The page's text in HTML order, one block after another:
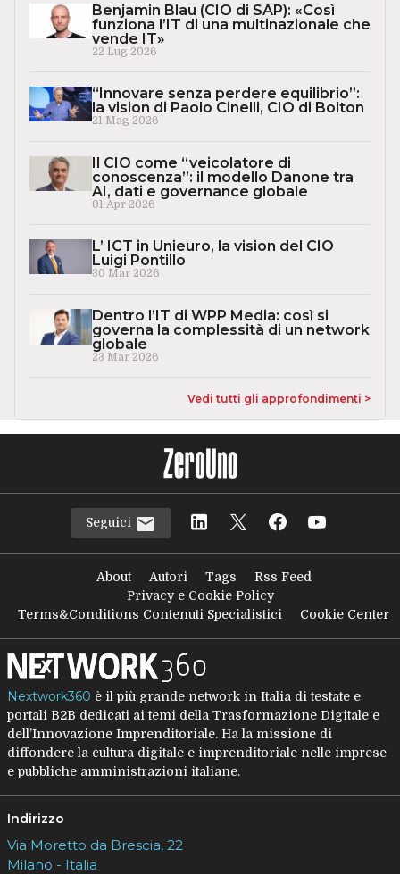
Benjamin Blau (CIO di SAP): «Così
funziona l’IT di una multinazionale che
vende IT»
22 Lug 2026
“Innovare senza perdere equilibrio”:
la vision di Paolo Cinelli, CIO di Bolton
21 Mag 2026
Il CIO come “veicolatore di
conoscenza”: il modello Danone tra
AI, dati e governance globale
01 Apr 2026
L’ ICT in Unieuro, la vision del CIO
Luigi Pontillo
30 Mar 2026
Dentro l’IT di WPP Media: così si
governa la complessità di un network
globale
23 Mar 2026
Vedi tutti gli approfondimenti >
Seguici
About Autori Tags
Rss Feed
Privacy e Cookie Policy
Terms&Conditions Contenuti Specialistici
Cookie Center
Nextwork360 è il più grande network in Italia di testate e
portali B2B dedicati ai temi della Trasformazione Digitale e
dell’Innovazione Imprenditoriale. Ha la missione di
diffondere la cultura digitale e imprenditoriale nelle imprese
e pubbliche amministrazioni italiane.
Indirizzo
Via Moretto da Brescia, 22
Milano - Italia